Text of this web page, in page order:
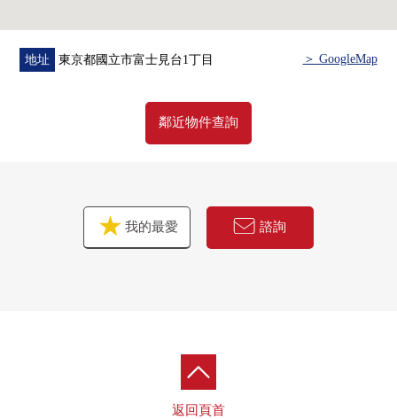
地址 東京都國立市富士見台1丁目 ＞ GoogleMap
鄰近物件查詢
我的最愛 諮詢
返回頁首